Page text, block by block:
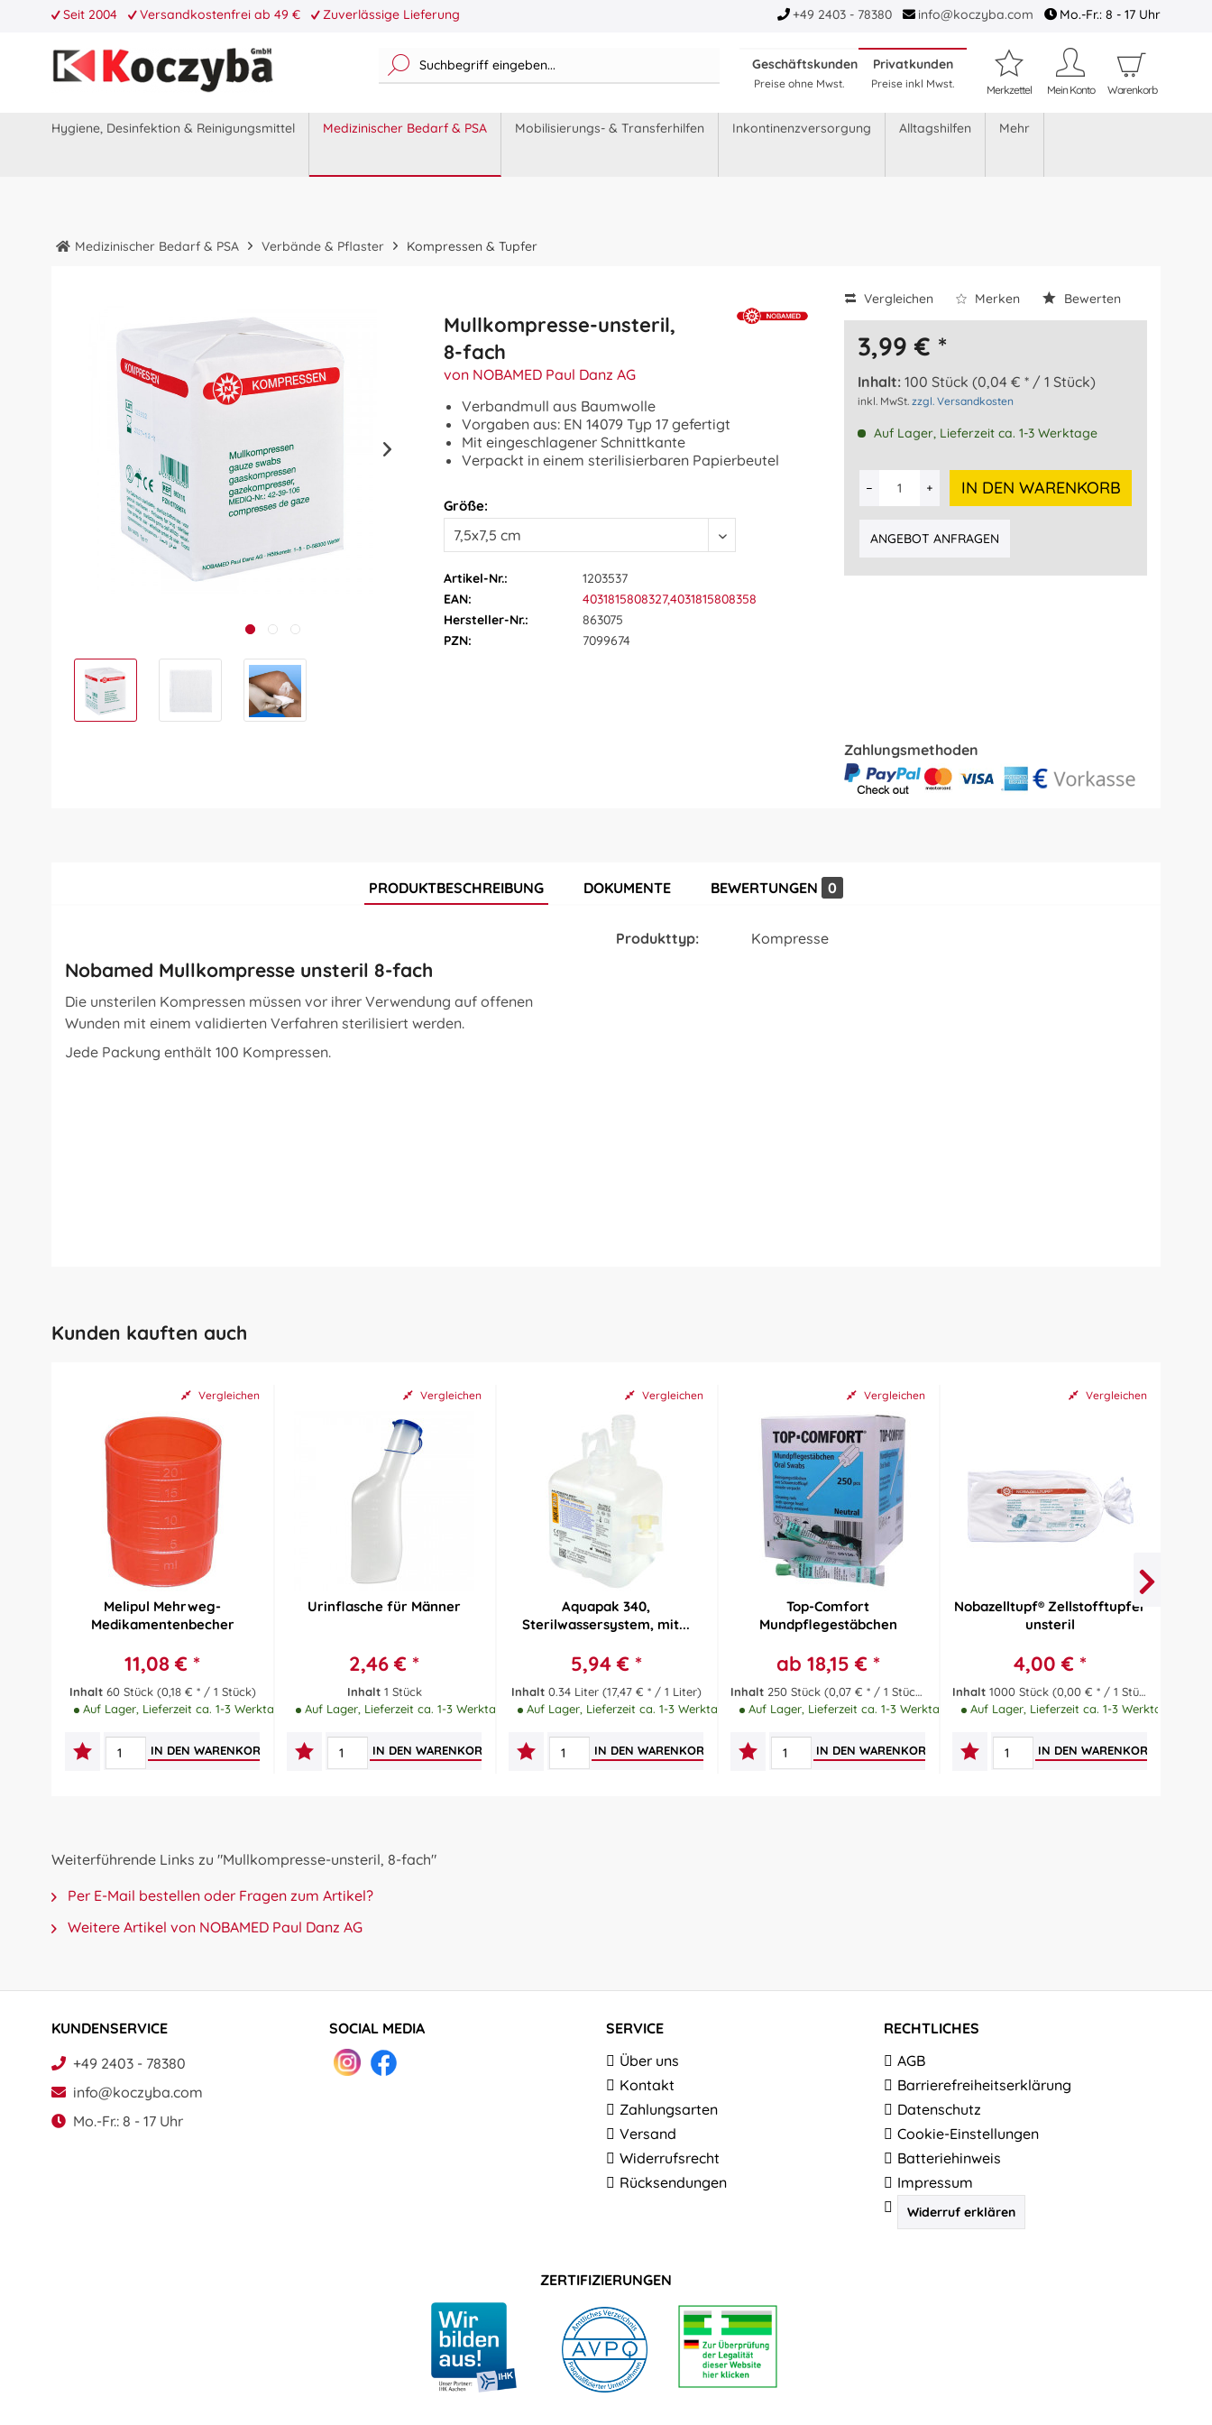
Seit 2004 Versandkostenfrei ab 49 € Zuverlässige Lieferung +49 2403 - 78380 info@koczyba.com Mo.-Fr.: 8 - 17 Uhr
Geschäftskunden
Preise ohne Mwst.
Privatkunden
Preise inkl Mwst. Merkzettel Mein Konto Warenkorb
Hygiene, Desinfektion & Reinigungsmittel Medizinischer Bedarf & PSA Mobilisierungs- & Transferhilfen Inkontinenzversorgung Alltagshilfen Mehr
Medizinischer Bedarf & PSA Verbände & Pflaster Kompressen & Tupfer
Mullkompresse-unsteril,
8-fach
von NOBAMED Paul Danz AG
Verbandmull aus Baumwolle
Vorgaben aus: EN 14079 Typ 17 gefertigt
Mit eingeschlagener Schnittkante
Verpackt in einem sterilisierbaren Papierbeutel
Größe:
Artikel-Nr.:
1203537
EAN:
4031815808327,4031815808358
Hersteller-Nr.:
863075
PZN:
7099674
Vergleichen Merken Bewerten
3,99 € *
Inhalt: 100 Stück (0,04 € * / 1 Stück)
inkl. MwSt. zzgl. Versandkosten
Auf Lager, Lieferzeit ca. 1-3 Werktage
IN DEN WARENKORB
ANGEBOT ANFRAGEN
Zahlungsmethoden
PRODUKTBESCHREIBUNG DOKUMENTE BEWERTUNGEN 0
Nobamed Mullkompresse unsteril 8-fach
Die unsterilen Kompressen müssen vor ihrer Verwendung auf offenen
Wunden mit einem validierten Verfahren sterilisiert werden.
Jede Packung enthält 100 Kompressen.
Produkttyp: Kompresse
Kunden kauften auch
Vergleichen
Melipul Mehrweg-
Medikamentenbecher
11,08 € *
Inhalt 60 Stück (0,18 € * / 1 Stück)
Auf Lager, Lieferzeit ca. 1-3 Werktage
IN DEN WARENKORB
Vergleichen
Urinflasche für Männer
2,46 € *
Inhalt 1 Stück
Auf Lager, Lieferzeit ca. 1-3 Werktage
IN DEN WARENKORB
Vergleichen
Aquapak 340,
Sterilwassersystem, mit...
5,94 € *
Inhalt 0.34 Liter (17,47 € * / 1 Liter)
Auf Lager, Lieferzeit ca. 1-3 Werktage
IN DEN WARENKORB
Vergleichen
Top-Comfort
Mundpflegestäbchen
ab 18,15 € *
Inhalt 250 Stück (0,07 € * / 1 Stück)
Auf Lager, Lieferzeit ca. 1-3 Werktage
IN DEN WARENKORB
Vergleichen
Nobazelltupf® Zellstofftupfer
unsteril
4,00 € *
Inhalt 1000 Stück (0,00 € * / 1 Stück)
Auf Lager, Lieferzeit ca. 1-3 Werktage
IN DEN WARENKORB
Weiterführende Links zu "Mullkompresse-unsteril, 8-fach"
Per E-Mail bestellen oder Fragen zum Artikel?
Weitere Artikel von NOBAMED Paul Danz AG
KUNDENSERVICE
+49 2403 - 78380
info@koczyba.com
Mo.-Fr.: 8 - 17 Uhr
SOCIAL MEDIA
SERVICE
Über uns
Kontakt
Zahlungsarten
Versand
Widerrufsrecht
Rücksendungen
RECHTLICHES
AGB
Barrierefreiheitserklärung
Datenschutz
Cookie-Einstellungen
Batteriehinweis
Impressum
Widerruf erklären
ZERTIFIZIERUNGEN